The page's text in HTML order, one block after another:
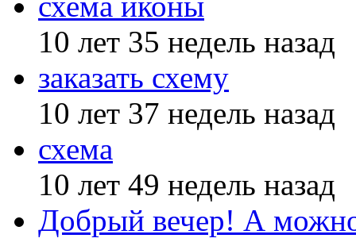
10 лет 35 недель назад
заказать схему
10 лет 37 недель назад
схема
10 лет 49 недель назад
Добрый вечер! А